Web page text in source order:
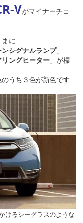
Vがマイナーチェ
に
シグナルランプ」
リングヒーター 」が標
うち３色が新色です
けるシーグラスのような